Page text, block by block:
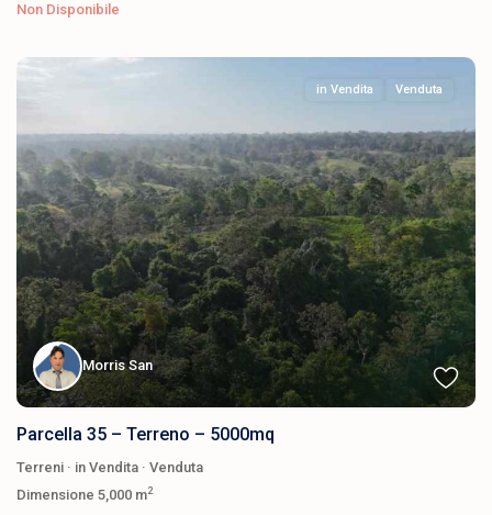
Non Disponibile
in Vendita Venduta
Morris San
Parcella 35 – Terreno – 5000mq
Terreni · in Vendita · Venduta
Dimensione 5,000 m2